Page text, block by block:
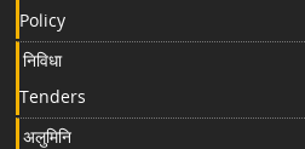
Policy
निविधा
Tenders
अलुमिनि